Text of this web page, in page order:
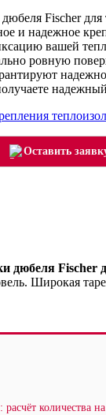
Fischer
и надежное
вашей
ровную
Оставить
дюбеля Fischer
Широкая
количества